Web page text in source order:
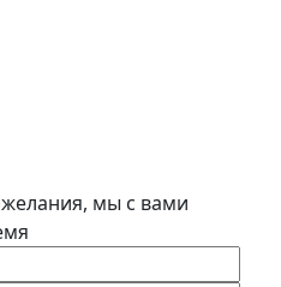
мы с вами